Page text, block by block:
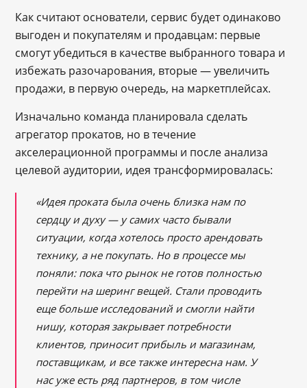
Как считают основатели, сервис будет одинаково
выгоден и покупателям и продавцам: первые
смогут убедиться в качестве выбранного товара и
избежать разочарования, вторые — увеличить
продажи, в первую очередь, на маркетплейсах.
Изначально команда планировала сделать
агрегатор прокатов, но в течение
акселерационной программы и после анализа
целевой аудитории, идея трансформировалась:
«Идея проката была очень близка нам по
сердцу и духу — у самих часто бывали
ситуации, когда хотелось просто арендовать
технику, а не покупать. Но в процессе мы
поняли: пока что рынок не готов полностью
перейти на шеринг вещей. Стали проводить
еще больше исследований и смогли найти
нишу, которая закрывает потребности
клиентов, приносит прибыль и магазинам,
поставщикам, и все также интересна нам. У
нас уже есть ряд партнеров, в том числе